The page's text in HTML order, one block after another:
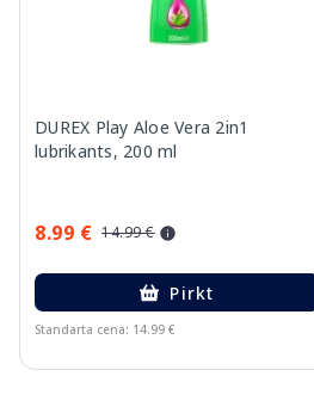
DUREX Play Aloe Vera 2in1
lubrikants, 200 ml
8.99 € 14.99 €
Pirkt
Standarta cena: 14.99 €